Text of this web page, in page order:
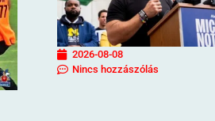
2026-08-08
Nincs hozzászólás